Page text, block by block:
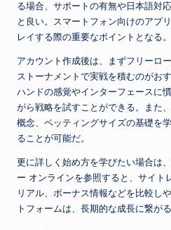
る場合、サポートの有無や日本語対
と良い。スマートフォン向けのアプ
レイする際の重要なポイントとなる。
アカウント作成後は、まずフリーロ
ストーナメントで実戦を積むのがお
ハンドの感覚やインターフェースに
がら戦略を試すことができる。また
概念、ベッティングサイズの基礎を
ることが可能だ。
更に詳しく始め方を学びたい場合は
ー オンラインを参照すると、サイト
リアル、ボーナス情報などを比較し
トフォームは、長期的な成長に繋が